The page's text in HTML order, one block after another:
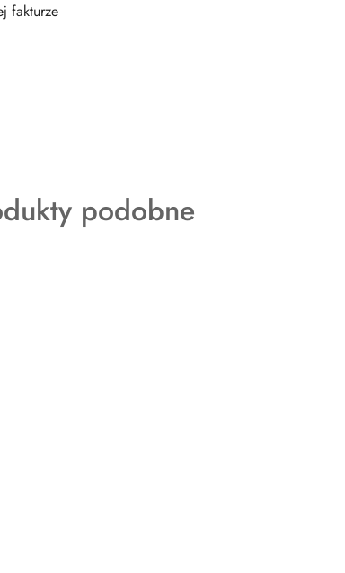
fakturze
podobne